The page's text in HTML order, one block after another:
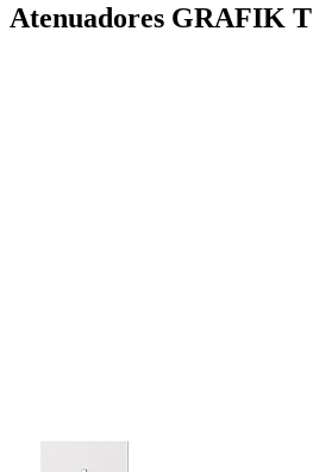
Atenuadores GRAFIK T